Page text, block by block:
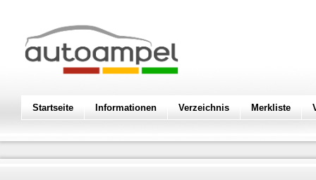
Startseite Informationen Verzeichnis Merkliste